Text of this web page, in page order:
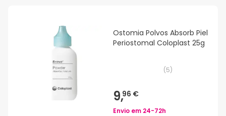
Ostomia Polvos Absorb Piel
Periostomal Coloplast 25g
(5)
9,96 €
Envio em 24-72h